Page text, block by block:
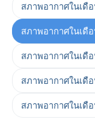
สภาพอากาศในเดื
สภาพอากาศในเดื
สภาพอากาศในเดื
สภาพอากาศในเดื
สภาพอากาศในเดื